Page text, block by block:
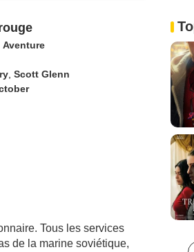
Aventure
, Scott Glenn
Tous les services
de la marine soviétique,